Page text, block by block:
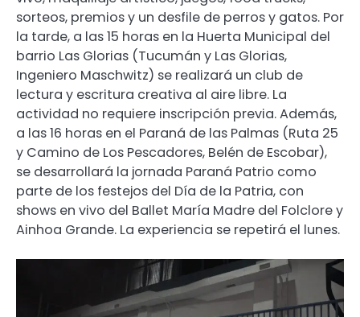
sorteos, premios y un desfile de perros y gatos. Por
la tarde, a las 15 horas en la Huerta Municipal del
barrio Las Glorias (Tucumán y Las Glorias,
Ingeniero Maschwitz) se realizará un club de
lectura y escritura creativa al aire libre. La
actividad no requiere inscripción previa. Además,
a las 16 horas en el Paraná de las Palmas (Ruta 25
y Camino de Los Pescadores, Belén de Escobar),
se desarrollará la jornada Paraná Patrio como
parte de los festejos del Día de la Patria, con
shows en vivo del Ballet María Madre del Folclore y
Ainhoa Grande. La experiencia se repetirá el lunes.